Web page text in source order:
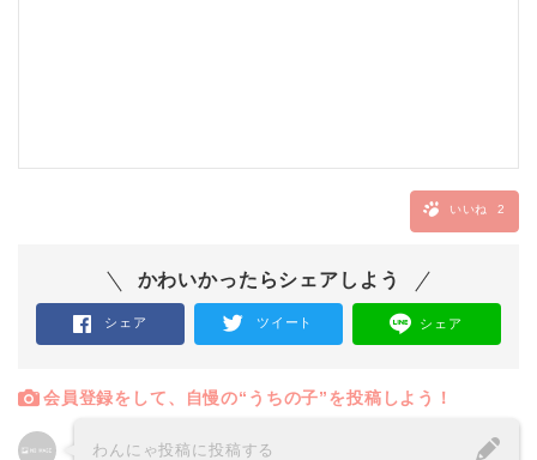
いいね 2
かわいかったらシェアしよう
シェア ツイート シェア
会員登録をして、自慢の“うちの子”を投稿しよう！
わんにゃ投稿に投稿する